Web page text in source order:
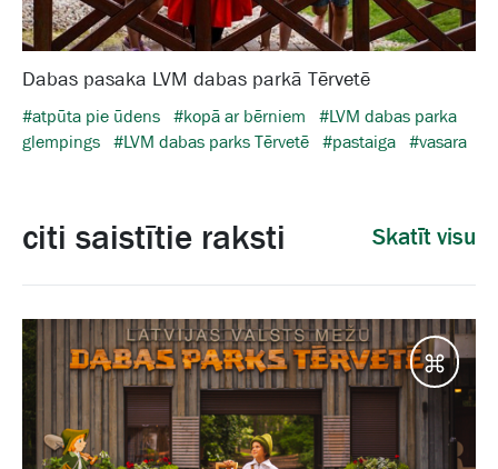
Dabas pasaka LVM dabas parkā Tērvetē
#atpūta pie ūdens #kopā ar bērniem
#LVM dabas parka
glempings #LVM dabas parks Tērvetē #pastaiga #vasara
citi saistītie raksti Skatīt visu